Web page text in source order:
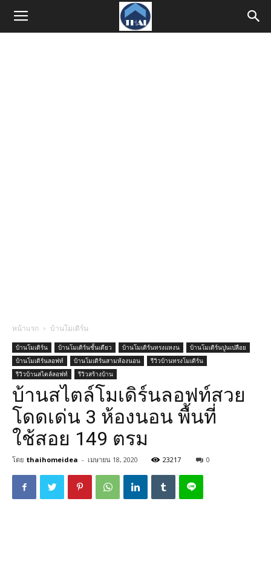
หน้าแรก บ้านโมเดิร์น
บ้านโมเดิร์น บ้านโมเดิร์นชั้นเดียว บ้านโมเดิร์นทรงแหงน
บ้านโมเดิร์นปูนเปลือย
บ้านโมเดิร์นลอฟท์
บ้านโมเดิร์นสามห้องนอน
รีวิวบ้านทรงโมเดิร์น
รีวิวบ้านสไตล์ลอฟท์
รีวิวสร้างบ้าน
บ้านสไตล์โมเดิร์นลอฟท์สวย
โดดเด่น 3 ห้องนอน พื้นที่
ใช้สอย 149 ตรม
โดย thaihomeidea - เมษายน 18, 2020 23217 0